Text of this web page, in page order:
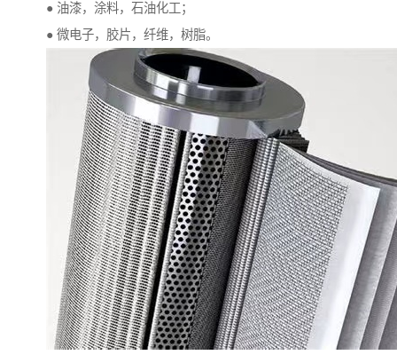
● 油漆，涂料，石油化工；
● 微电子，胶片，纤维，树脂。